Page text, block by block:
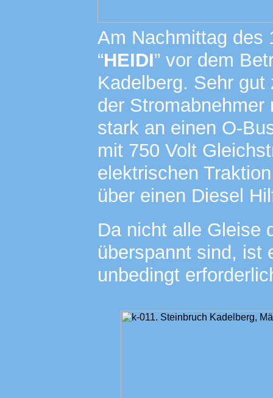
Am Nachmittag des
“HEIDI” vor dem
Kadelberg. Sehr
der Stromabnehmer
stark an einen O-
mit 750 Volt
elektrischen
über einen Diesel
Da nicht alle Gleise
überspannt sind, ist
unbedingt